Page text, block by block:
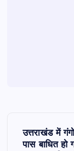
उत्तराखंड में
पास बाधित हो